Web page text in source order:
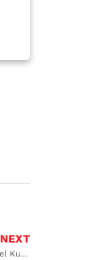
NEXT
Penyebab Mobil Diesel Kurang Tenaga di Tanjakan dan Solusinya